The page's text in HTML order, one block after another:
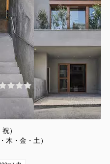
(0件)
区神宮前2-19-3-B1
1〜28名
）
木・金・土）